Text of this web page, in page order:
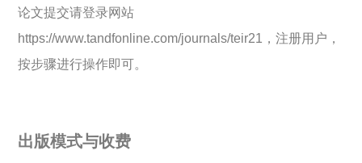
论文提交请登录网站
https://www.tandfonline.com/journals/teir21，注册用户，
按步骤进行操作即可。
出版模式与收费